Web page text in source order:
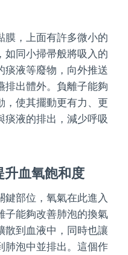
膜，上面有許多微小的
如同小掃帚般將吸入的
痰液等廢物，向外推送
排出體外。負離子能夠
，使其擺動更有力、更
痰液的排出，減少呼吸
升血氧飽和度
鍵部位，氧氣在此進入
子能夠改善肺泡的換氣
散到血液中，同時也讓
肺泡中並排出。這個作